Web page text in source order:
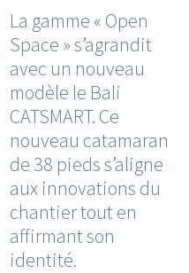
La gamme « Open
Space » s’agrandit
avec un nouveau
modèle le Bali
CATSMART. Ce
nouveau catamaran
de 38 pieds s’aligne
aux innovations du
chantier tout en
affirmant son
identité.